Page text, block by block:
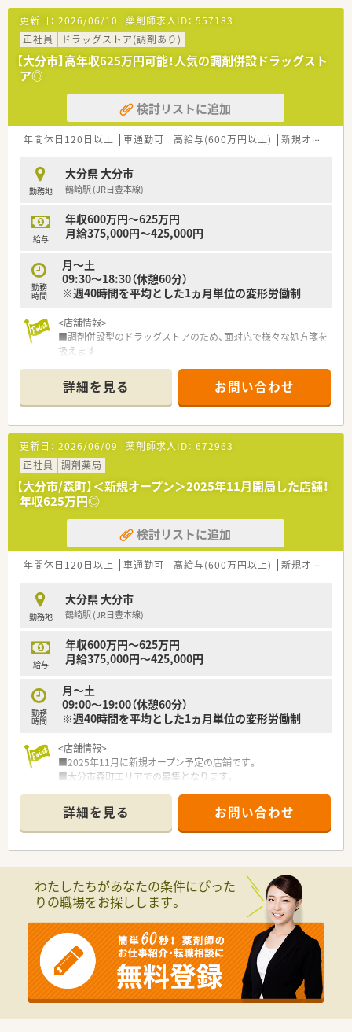
【募集背景と求める人物像について】
■現在は他店からの応援で運営しており、体制強化のための欠員
補充となります。
■採算意識やマネジメント、新人教育などのご経験をお持ちの方
は歓迎されます。
を重視しています。
【法人特徴について】
■薬局専門のコンサルティング事業を基盤とし、堅実な経営を続
■北海道から沖縄まで全国に約25店舗の調剤薬局を運営し、地
域医療に貢献しています。
■暖簾分けという形での独立支援制度もあり、将来の開業も積極
【こんな取り組みをしています】
導入しています。
■全額会社負担でe-learningを受講でき、スキルアップ支援が充
実しています。
が過ごしやすい工夫をしています。
更新日： 2026/06/10 薬剤師求人ID： 557183
正社員
ドラッグストア(調剤あり)
【大分市】高年収625万円可能！人気の調剤併設ドラッグスト
ア◎
検討リストに追加
年間休日120日以上 車通勤可 高給与(600万円以上) 新規オープン
勤務地
大分県 大分市
鶴崎駅 (JR日豊本線)
給与
年収600万円～625万円
月給375,000円～425,000円
勤務
時間
月～土
09:30〜18:30（休憩60分）
※週40時間を平均とした1ヵ月単位の変形労働制
<店舗情報>
■調剤併設型のドラッグストアのため、面対応で様々な処方箋を
扱えます
■常時薬剤師2名体制で勤務となります。
■お休みは日祝+1日のシフトですが、もう1名の薬剤師様と共に
シフトを決めています。
■県道208号線沿いにあり、周辺にはコンビニやファミリーレス
トラン、飲食店などもあり休憩時にも便利な立地です。
＜会社情報＞
■2004年の上場以来「店舗数は約5倍・売上高は約7倍・経常利益
は約11倍・株価は約20倍」
と他社に追随を許さない、今、最も勢いのある大手ドラッグチェ
ーン店です。
■長期的に安定して就業したい方にはおススメの企業です
■キャリア志向の高い方におススメ
⇒今後、調剤併設店が増加していくに伴い、マネジャー等のポス
■転居を伴う異動が無い為、安定して就業する事が可能です（ご
自宅から通える範囲内で常に就業する事が可能 ※店舗異動は
有）
ークバランスが整いやすい就労環境です
■処方相談やOTC相談などしっかりとファンを増やせしていく
■業務に繋がると認められた外部研修等は、研修費を会社負担に
て受講が可能です
■新規OPENが多い為、調剤薬局の立ち上げを経験できるチャン
■他社の調剤併設企業ですと調剤室内の業務等に限定されるケ
ースもあるが、同社では自由にドラッグエリアで就業する事が可
能です
詳細を見る お問い合わせ
更新日： 2026/06/09 薬剤師求人ID： 672963
正社員
調剤薬局
【大分市/森町】＜新規オープン＞2025年11月開局した店舗！
年収625万円◎
検討リストに追加
年間休日120日以上 車通勤可 高給与(600万円以上) 新規オープン
勤務地
大分県 大分市
鶴崎駅 (JR日豊本線)
給与
年収600万円～625万円
月給375,000円～425,000円
勤務
時間
月～土
09:00〜19:00（休憩60分）
※週40時間を平均とした1ヵ月単位の変形労働制
<店舗情報>
■2025年11月に新規オープン予定の店舗です。
■大分市森町エリアでの募集となります。
可能です。
＜会社情報＞
■2004年の上場以来「店舗数は約5倍・売上高は約7倍・経常利益
と他社に追随を許さない、今、最も勢いのある大手ドラッグチェ
ーン店です。
■長期的に安定して就業したい方にはおススメの企業です
⇒今後、調剤併設店が増加していくに伴い、マネジャー等のポス
ト拡大が見込まれます
■転居を伴う異動が無い為、安定して就業する事が可能です（ご
自宅から通える範囲内で常に就業する事が可能 ※店舗異動は
有）
■みなし残業（月10時間）の範囲内で仕事が終わる為、ライフワ
ークバランスが整いやすい就労環境です
詳細を見る お問い合わせ
わたしたちがあなたの条件にぴった
りの職場をお探しします。